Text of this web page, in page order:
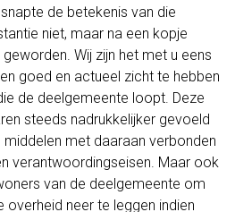
de betekenis van die
niet, maar na een kopje
Wij zijn het met u eens
goed en actueel zicht te hebben
de deelgemeente loopt. Deze
steeds nadrukkelijker gevoeld
middelen met daaraan verbonden
verantwoordingseisen. Maar ook
van de deelgemeente om
overheid neer te leggen indien